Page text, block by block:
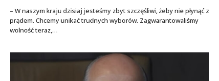
– W naszym kraju dzisiaj jesteśmy zbyt szczęśliwi, żeby nie płynąć z
prądem. Chcemy unikać trudnych wyborów. Zagwarantowaliśmy
wolność teraz,…